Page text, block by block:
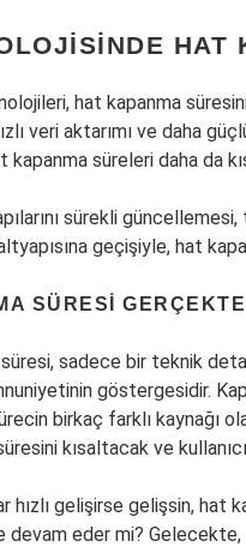
HAT
hat kapanma
veri aktarımı ve daha
kapanma süreleri daha da
sürekli
geçişiyle, hat
SÜRESI
sadece bir teknik
göstergesidir.
birkaç farklı kaynağı
kısaltacak ve
gelişirse gelişsin, hat
eder mi? Gelecekte,